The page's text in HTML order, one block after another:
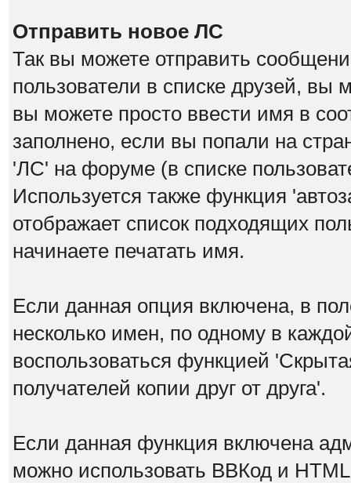
Отправить новое ЛС
Так вы можете отправить
пользователи в списке друзей, вы
вы можете просто ввести имя в
заполнено, если вы попали на
'ЛС' на форуме (в списке
Используется также функция
отображает список подходящих
начинаете печатать имя.
Если данная опция включена, в
несколько имен, по одному в
воспользоваться функцией
получателей копии друг от друга'.
Если данная функция включена
можно использовать ВВКод и